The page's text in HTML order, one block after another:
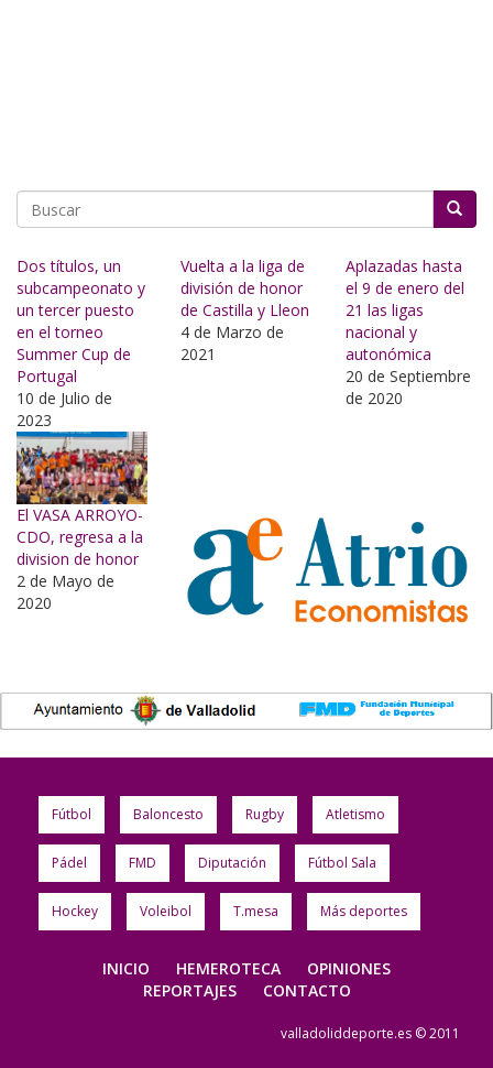
Dos títulos, un
subcampeonato y
un tercer puesto
en el torneo
Summer Cup de
Portugal
10 de Julio de
2023
Vuelta a la liga de
división de honor
de Castilla y Lleon
4 de Marzo de
2021
Aplazadas hasta
el 9 de enero del
21 las ligas
nacional y
autonómica
20 de Septiembre
de 2020
El VASA ARROYO-
CDO, regresa a la
division de honor
2 de Mayo de
2020
Fútbol Baloncesto Rugby Atletismo
Pádel FMD Diputación Fútbol Sala
Hockey Voleibol T.mesa Más deportes
INICIO HEMEROTECA
OPINIONES
REPORTAJES
CONTACTO
valladoliddeporte.es © 2011